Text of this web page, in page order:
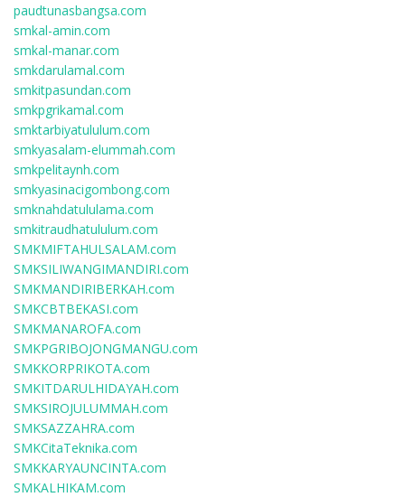
paudtunasbangsa.com
smkal-amin.com
smkal-manar.com
smkdarulamal.com
smkitpasundan.com
smkpgrikamal.com
smktarbiyatululum.com
smkyasalam-elummah.com
smkpelitaynh.com
smkyasinacigombong.com
smknahdatululama.com
smkitraudhatululum.com
SMKMIFTAHULSALAM.com
SMKSILIWANGIMANDIRI.com
SMKMANDIRIBERKAH.com
SMKCBTBEKASI.com
SMKMANAROFA.com
SMKPGRIBOJONGMANGU.com
SMKKORPRIKOTA.com
SMKITDARULHIDAYAH.com
SMKSIROJULUMMAH.com
SMKSAZZAHRA.com
SMKCitaTeknika.com
SMKKARYAUNCINTA.com
SMKALHIKAM.com